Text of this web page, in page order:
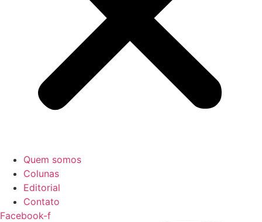
Quem somos
Colunas
Editorial
Contato
Facebook-f